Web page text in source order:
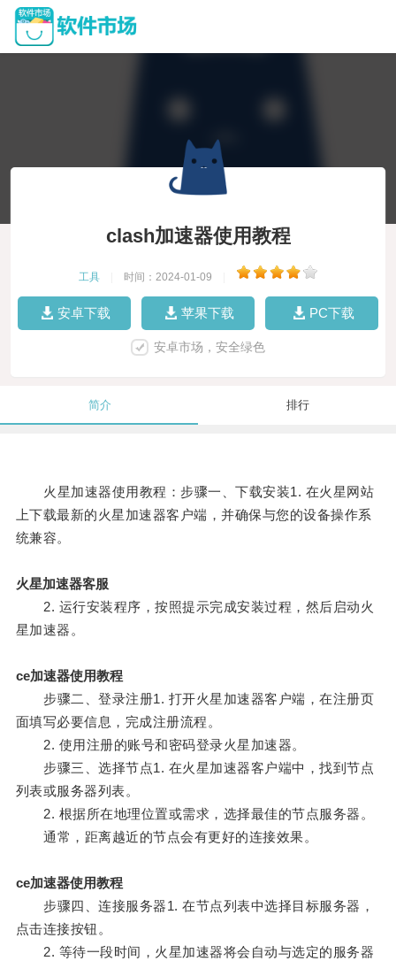
clash加速器使用教程
工具 时间：2024-01-09
安卓下载 苹果下载 PC下载
安卓市场，安全绿色
简介 排行
火星加速器使用教程：步骤一、下载安装1. 在火星网站
上下载最新的火星加速器客户端，并确保与您的设备操作系
统兼容。
火星加速器客服
2. 运行安装程序，按照提示完成安装过程，然后启动火
星加速器。
ce加速器使用教程
步骤二、登录注册1. 打开火星加速器客户端，在注册页
面填写必要信息，完成注册流程。
2. 使用注册的账号和密码登录火星加速器。
步骤三、选择节点1. 在火星加速器客户端中，找到节点
列表或服务器列表。
2. 根据所在地理位置或需求，选择最佳的节点服务器。
通常，距离越近的节点会有更好的连接效果。
ce加速器使用教程
步骤四、连接服务器1. 在节点列表中选择目标服务器，
点击连接按钮。
2. 等待一段时间，火星加速器将会自动与选定的服务器